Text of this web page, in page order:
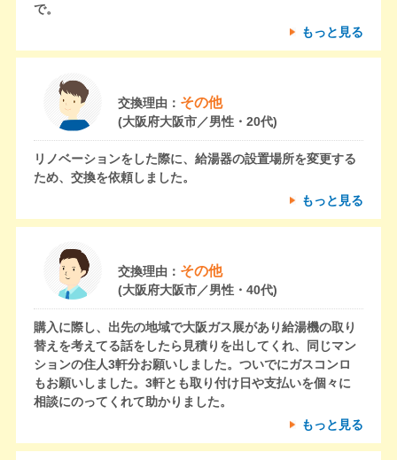
で。
もっと見る
交換理由： その他
(大阪府大阪市／男性・20代)
リノベーションをした際に、給湯器の設置場所を変更する
ため、交換を依頼しました。
もっと見る
交換理由： その他
(大阪府大阪市／男性・40代)
購入に際し、出先の地域で大阪ガス展があり給湯機の取り
替えを考えてる話をしたら見積りを出してくれ、同じマン
ションの住人3軒分お願いしました。ついでにガスコンロ
もお願いしました。3軒とも取り付け日や支払いを個々に
相談にのってくれて助かりました。
もっと見る